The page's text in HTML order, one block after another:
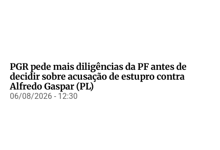
PGR pede mais diligências da PF antes de
decidir sobre acusação de estupro contra
Alfredo Gaspar (PL)
06/08/2026 - 12:30